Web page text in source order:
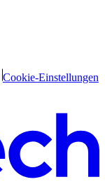
Cookie-Einstellungen